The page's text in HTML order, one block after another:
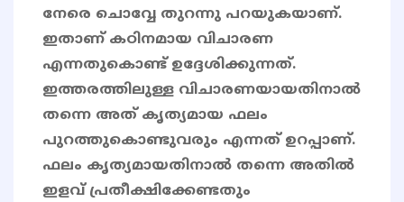
നേരെ ചൊവ്വേ തുറന്നു പറയുകയാണ്.
ഇതാണ് കഠിനമായ വിചാരണ
എന്നതുകൊണ്ട് ഉദ്ദേശിക്കുന്നത്.
ഇത്തരത്തിലുള്ള വിചാരണയായതിനാൽ
തന്നെ അത് കൃത്യമായ ഫലം
പുറത്തുകൊണ്ടുവരും എന്നത് ഉറപ്പാണ്.
ഫലം കൃത്യമായതിനാൽ തന്നെ അതിൽ
ഇളവ് പ്രതീക്ഷിക്കേണ്ടതും